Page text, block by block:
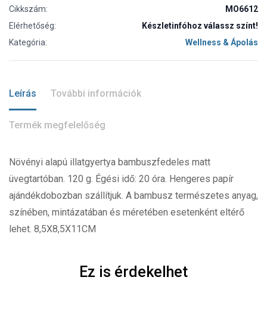
Cikkszám:
MO6612
Elérhetőség:
Készletinfóhoz válassz színt!
Kategória:
Wellness & Ápolás
Leírás További információk
Termék megfelelőség
Növényi alapú illatgyertya bambuszfedeles matt
üvegtartóban. 120 g. Égési idő: 20 óra. Hengeres papír
ajándékdobozban szállítjuk. A bambusz természetes anyag,
színében, mintázatában és méretében esetenként eltérő
lehet. 8,5X8,5X11CM
Ez is érdekelhet